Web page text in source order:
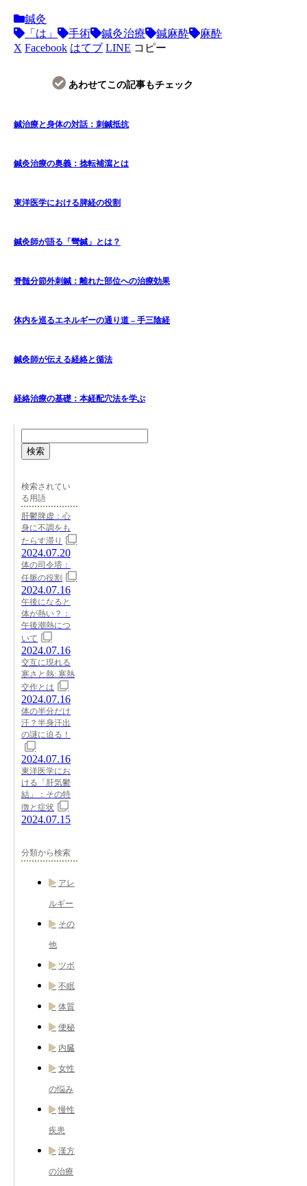
鍼灸
「は」
手術 鍼灸治療 鍼麻酔
麻酔
X Facebook はてブ LINE コピー
あわせてこの記事もチェック
鍼治療と身体の対話：刺鍼抵抗
鍼灸治療の奥義：捻転補瀉とは
東洋医学における脾経の役割
鍼灸師が語る「彎鍼」とは？
脊髄分節外刺鍼：離れた部位への治療効果
体内を巡るエネルギーの通り道 – 手三陰経
鍼灸師が伝える経絡と循法
経絡治療の基礎：本経配穴法を学ぶ
検索
検索されてい
る用語
肝鬱脾虚：心
身に不調をも
たらす滞り
2024.07.20
体の司令塔：
任脈の役割
2024.07.16
午後になると
体が熱い？：
午後潮熱につ
いて
2024.07.16
交互に現れる
寒さと熱: 寒熱
交作とは
2024.07.16
体の半分だけ
汗？半身汗出
の謎に迫る！
2024.07.16
東洋医学にお
ける「肝気鬱
結」：その特
徴と症状
2024.07.15
分類から検索
アレ
ルギー
その
他
ツボ
不眠
体質
便秘
内臓
女性
の悩み
慢性
疾患
漢方
の治療